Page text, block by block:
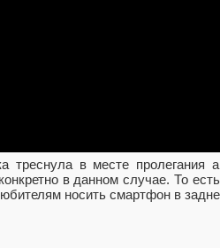
треснула в месте пролегания
в данном случае. То
носить смартфон в